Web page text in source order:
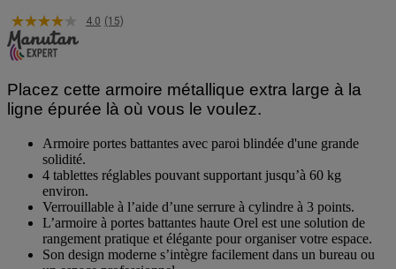
4.0 (15)
Placez cette armoire métallique extra large à la
ligne épurée là où vous le voulez.
Armoire portes battantes avec paroi blindée d'une grande
solidité.
4 tablettes réglables pouvant supportant jusqu’à 60 kg
environ.
Verrouillable à l’aide d’une serrure à cylindre à 3 points.
L’armoire à portes battantes haute Orel est une solution de
rangement pratique et élégante pour organiser votre espace.
Son design moderne s’intègre facilement dans un bureau ou